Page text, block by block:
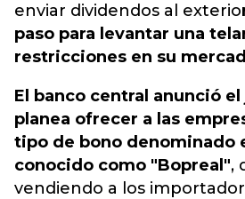
enviar dividendos al exterio
paso para levantar una
restricciones en su
El banco central anunció
planea ofrecer a las
tipo de bono denominado
conocido como "Bopreal",
vendiendo a los